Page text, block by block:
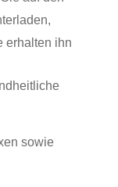
erhalten ihn
sowie